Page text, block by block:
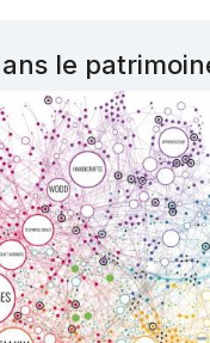
le